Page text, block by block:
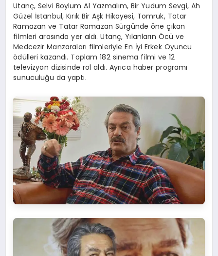
Utanç, Selvi Boylum Al Yazmalım, Bir Yudum Sevgi, Ah
Güzel İstanbul, Kırık Bir Aşk Hikayesi, Tomruk, Tatar
Ramazan ve Tatar Ramazan Sürgünde öne çıkan
filmleri arasında yer aldı. Utanç, Yılanların Öcü ve
Medcezir Manzaraları filmleriyle En İyi Erkek Oyuncu
ödülleri kazandı. Toplam 182 sinema filmi ve 12
televizyon dizisinde rol aldı. Ayrıca haber programı
sunuculuğu da yaptı.